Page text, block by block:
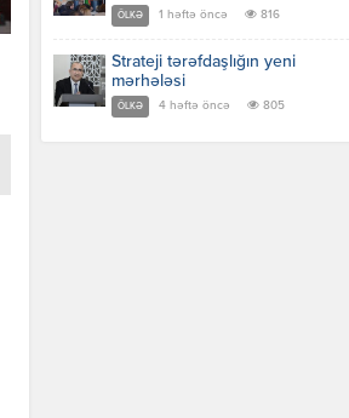
ÖLKƏ 1 həftə öncə 816
Strateji tərəfdaşlığın yeni
mərhələsi
ÖLKƏ 4 həftə öncə 805